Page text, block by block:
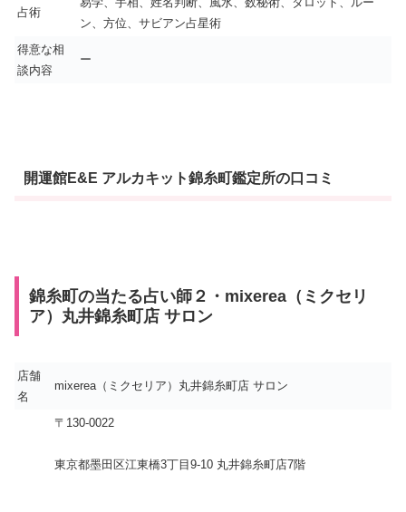
占術
ン、方位、サビアン占星術
得意な相
談内容
ー
開運館E&E アルカキット錦糸町鑑定所の口コミ
錦糸町の当たる占い師２・mixerea（ミクセリ
ア）丸井錦糸町店 サロン
店舗
名
mixerea（ミクセリア）丸井錦糸町店 サロン
〒130-0022
東京都墨田区江東橋3丁目9-10 丸井錦糸町店7階